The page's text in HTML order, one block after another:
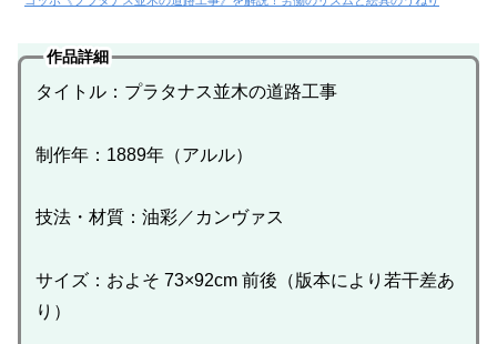
作品詳細
タイトル：プラタナス並木の道路工事
制作年：1889年（アルル）
技法・材質：油彩／カンヴァス
サイズ：およそ 73×92cm 前後（版本により若干差あ
り）